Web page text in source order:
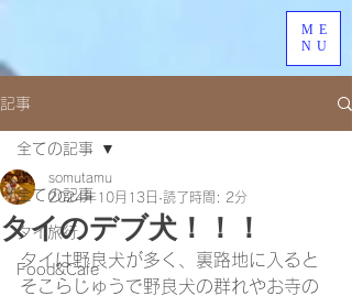
ME
NU
記事
全ての記事
タイ旅行
Food&Cafe
全ての記事
タイのデブ犬！！！
somutamu
2024年10月13日 読了時間: 2分
タイは野良犬が多く、裏路地に入ると
そこらじゅうで野良犬の群れやお寺の